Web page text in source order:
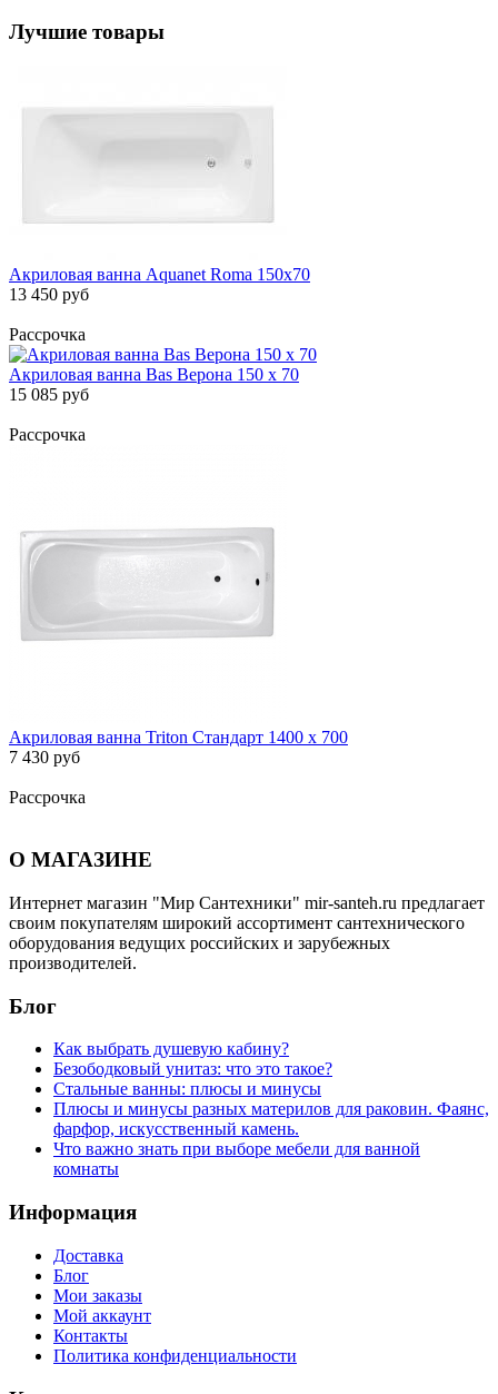
Лучшие товары
Акриловая ванна Aquanet Roma 150x70
13 450 руб
Рассрочка
Акриловая ванна Bas Верона 150 х 70
15 085 руб
Рассрочка
Акриловая ванна Triton Стандарт 1400 х 700
7 430 руб
Рассрочка
О МАГАЗИНЕ
Интернет магазин "Мир Сантехники" mir-santeh.ru предлагает
своим покупателям широкий ассортимент сантехнического
оборудования ведущих российских и зарубежных
производителей.
Блог
Как выбрать душевую кабину?
Безободковый унитаз: что это такое?
Стальные ванны: плюсы и минусы
Плюсы и минусы разных материлов для раковин. Фаянс,
фарфор, искусственный камень.
Что важно знать при выборе мебели для ванной
комнаты
Информация
Доставка
Блог
Мои заказы
Мой аккаунт
Контакты
Политика конфиденциальности